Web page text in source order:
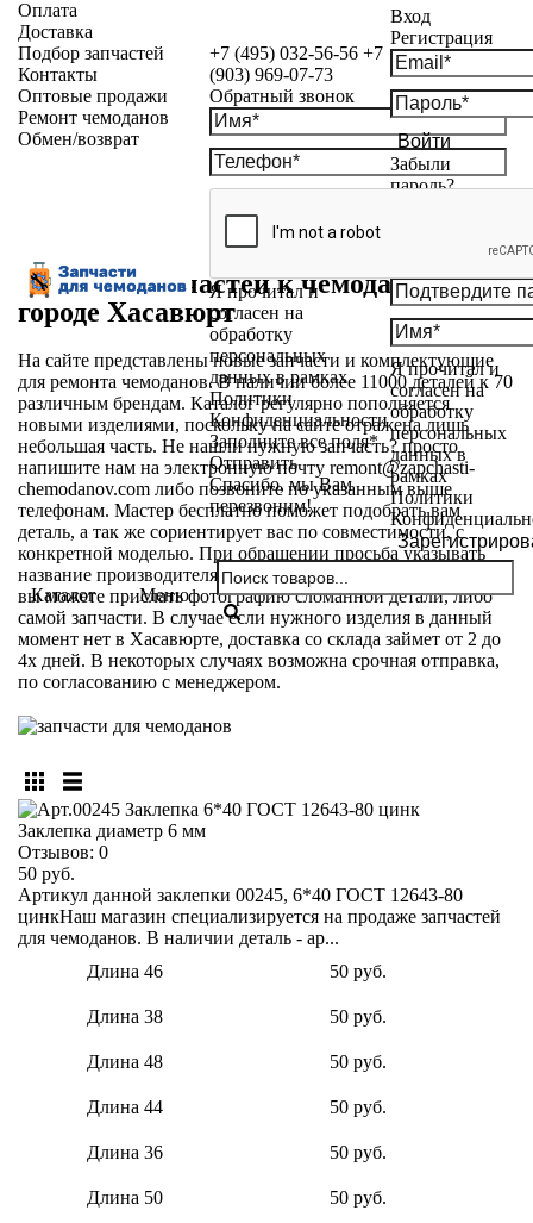
+7 (495) 032-56-56 +7
(903) 969-07-73
Обратный звонок
Я прочитал и
согласен на
обработку
персональных
данных в рамках
Политики
Конфиденциальности
Заполните все поля*
Отправить
Спасибо, мы Вам
перезвоним!
Вход
Регистрация
Войти
Забыли
пароль?
Я прочитал и
согласен на
обработку
персональных
данных в
рамках
Политики
Каталог Меню
Оплата
Доставка
Подбор запчастей
Контакты
Оптовые продажи
Ремонт чемоданов
Обмен/возврат
Магазин запчастей к чемоданам в
городе Хасавюрт
На сайте представлены новые запчасти и комплектующие
для ремонта чемоданов. В наличии более 11000 деталей к 70
различным брендам. Каталог регулярно пополняется
новыми изделиями, поскольку на сайте отражена лишь
небольшая часть. Не нашли нужную запчасть? просто
напишите нам на электронную почту remont@zapchasti-
chemodanov.com либо позвоните по указанным выше
телефонам. Мастер бесплатно поможет подобрать вам
деталь, а так же сориентирует вас по совместимости, с
конкретной моделью. При обращении просьба указывать
название производителя и модели вашего чемодана. Так же
вы можете прислать фотографию сломанной детали, либо
самой запчасти. В случае если нужного изделия в данный
момент нет в Хасавюрте, доставка со склада займет от 2 до
4х дней. В некоторых случаях возможна срочная отправка,
по согласованию с менеджером.
Заклепка диаметр 6 мм
Отзывов: 0
50 руб.
Артикул данной заклепки 00245, 6*40 ГОСТ 12643-80
цинкНаш магазин специализируется на продаже запчастей
для чемоданов. В наличии деталь - ар...
Длина 46
50 руб.
Длина 38 50 руб.
Длина 48 50 руб.
Длина 44 50 руб.
Длина 36 50 руб.
Длина 50 50 руб.